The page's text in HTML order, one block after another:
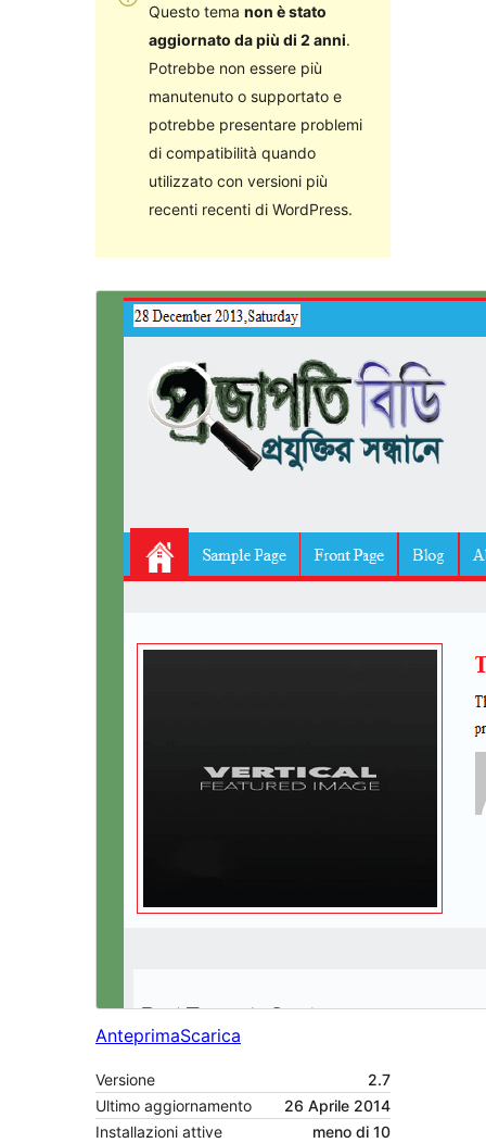
Questo tema non è stato
aggiornato da più di 2 anni.
Potrebbe non essere più
manutenuto o supportato e
potrebbe presentare problemi
di compatibilità quando
utilizzato con versioni più
recenti recenti di WordPress.
AnteprimaScarica
Versione
2.7
Ultimo aggiornamento
26 Aprile 2014
Installazioni attive
meno di 10